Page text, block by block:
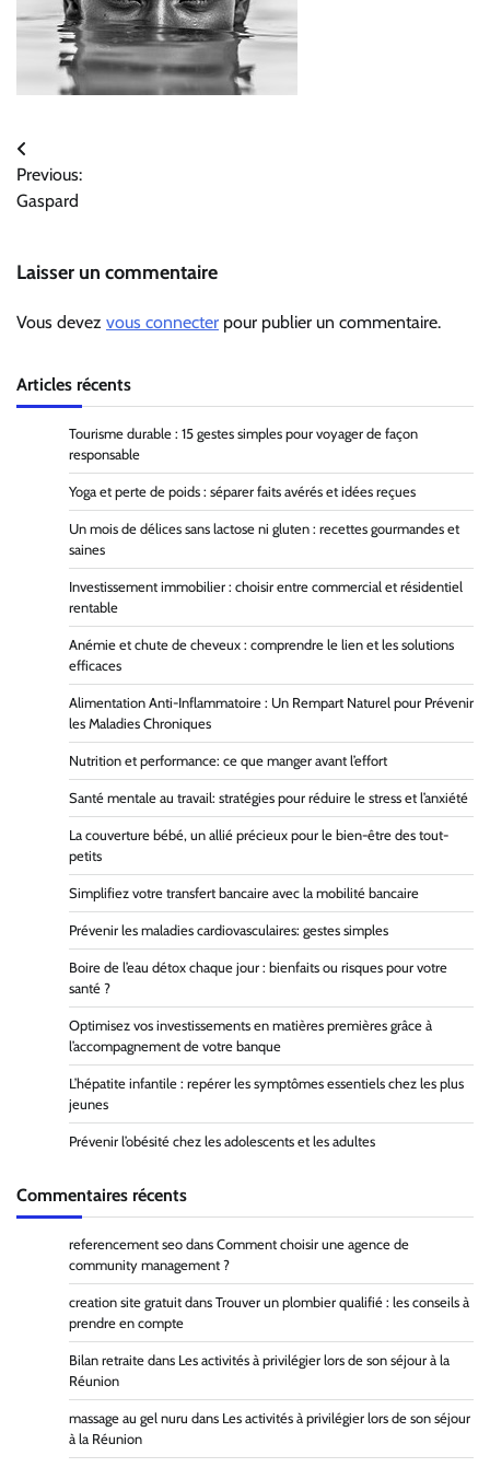
Navigation
de
Previous:
Gaspard
Laisser un commentaire
Vous devez vous connecter pour publier un commentaire.
Articles récents
Tourisme durable : 15 gestes simples pour voyager de façon
responsable
Yoga et perte de poids : séparer faits avérés et idées reçues
Un mois de délices sans lactose ni gluten : recettes gourmandes et
saines
Investissement immobilier : choisir entre commercial et résidentiel
rentable
Anémie et chute de cheveux : comprendre le lien et les solutions
efficaces
Alimentation Anti-Inflammatoire : Un Rempart Naturel pour Prévenir
les Maladies Chroniques
Nutrition et performance: ce que manger avant l’effort
Santé mentale au travail: stratégies pour réduire le stress et l’anxiété
La couverture bébé, un allié précieux pour le bien-être des tout-
petits
Simplifiez votre transfert bancaire avec la mobilité bancaire
Prévenir les maladies cardiovasculaires: gestes simples
Boire de l’eau détox chaque jour : bienfaits ou risques pour votre
santé ?
Optimisez vos investissements en matières premières grâce à
l’accompagnement de votre banque
L’hépatite infantile : repérer les symptômes essentiels chez les plus
jeunes
Prévenir l’obésité chez les adolescents et les adultes
Commentaires récents
referencement seo dans Comment choisir une agence de
community management ?
creation site gratuit dans Trouver un plombier qualifié : les conseils à
prendre en compte
Bilan retraite dans Les activités à privilégier lors de son séjour à la
Réunion
massage au gel nuru dans Les activités à privilégier lors de son séjour
à la Réunion